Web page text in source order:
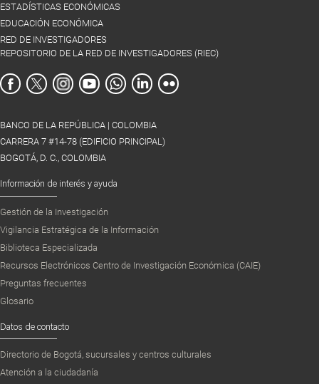
ESTADÍSTICAS ECONÓMICAS
EDUCACIÓN ECONÓMICA
RED DE INVESTIGADORES
REPOSITORIO DE LA RED DE INVESTIGADORES (RIEC)
BANCO DE LA REPÚBLICA | COLOMBIA
CARRERA 7 #14-78 (EDIFICIO PRINCIPAL)
BOGOTÁ, D. C., COLOMBIA
Información de interés y ayuda
Gestión de la Investigación
Vigilancia Estratégica de la Información
Biblioteca Especializada
Recursos Electrónicos Centro de Investigación Económica (CAIE)
Preguntas frecuentes
Glosario
Datos de contacto
Directorio de Bogotá, sucursales y centros culturales
Atención a la ciudadanía